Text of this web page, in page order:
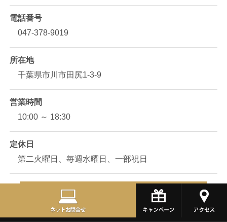
電話番号
047-378-9019
所在地
千葉県市川市田尻1-3-9
営業時間
10:00 ～ 18:30
定休日
第二火曜日、毎週水曜日、一部祝日
アイアイシーへのアクセス方法